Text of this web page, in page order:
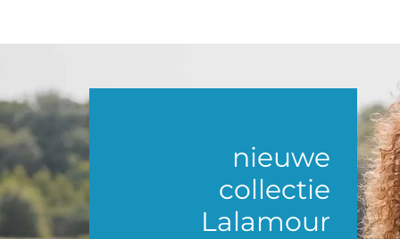
nieuwe
collectie
Lalamour